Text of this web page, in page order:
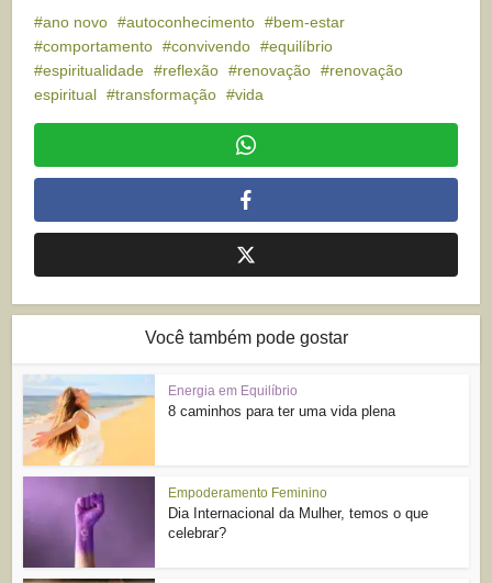
ano novo autoconhecimento
bem-estar
comportamento
convivendo
equilíbrio
espiritualidade
reflexão renovação
renovação
espiritual
transformação vida
Você também pode gostar
Energia em Equilíbrio
8 caminhos para ter uma vida plena
Empoderamento Feminino
Dia Internacional da Mulher, temos o que
celebrar?